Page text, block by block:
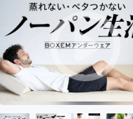
アート・写真
テクノロジー
映像・映画